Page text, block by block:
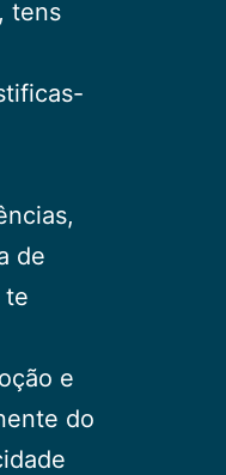
tens
de
te
e
do